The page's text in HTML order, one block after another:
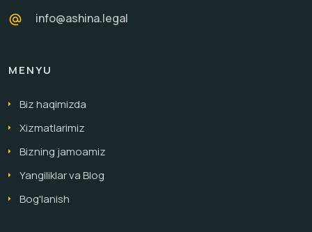
alternate_email info@ashina.legal
MENYU
Biz haqimizda
Xizmatlarimiz
Bizning jamoamiz
Yangiliklar va Blog
Bog'lanish